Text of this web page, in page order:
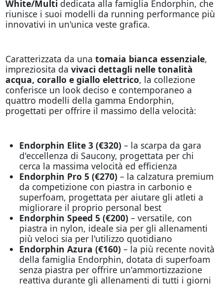
White/Multi dedicata alla famiglia Endorphin, che
riunisce i suoi modelli da running performance più
innovativi in un'unica veste grafica.
Caratterizzata da una tomaia bianca essenziale,
impreziosita da vivaci dettagli nelle tonalità
acqua, corallo e giallo elettrico, la collezione
conferisce un look deciso e contemporaneo a
quattro modelli della gamma Endorphin,
progettati per offrire il massimo della velocità:
Endorphin Elite 3 (€320)– la scarpa da gara
d'eccellenza di Saucony, progettata per chi
cerca la massima velocità ed efficienza
Endorphin Pro 5 (€270)– la calzatura premium
da competizione con piastra in carbonio e
superfoam, progettata per aiutare gli atleti a
migliorare il proprio personal best
Endorphin Speed 5 (€200)– versatile, con
piastra in nylon, ideale sia per gli allenamenti
più veloci sia per l'utilizzo quotidiano
Endorphin Azura (€160)– la più recente novità
della famiglia Endorphin, dotata di superfoam
senza piastra per offrire un'ammortizzazione
reattiva durante gli allenamenti di tutti i giorni